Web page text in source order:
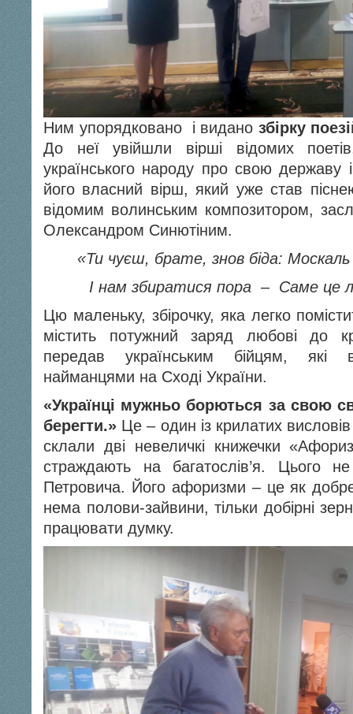
Ним упорядковано і видано збірку
До неї увійшли вірші відомих
українського народу про свою державу
його власний вірш, який уже став
відомим волинським композитором,
Олександром Синютіним.
«Ти чуєш, брате, знов біда:
І нам збиратися пора – Саме це
Цю маленьку, збірочку, яка легко
містить потужний заряд любові до
передав українським бійцям, які
найманцями на Сході України.
«Українці мужньо борються за свою
берегти.» Це – один із крилатих
склали дві невеличкі книжечки
страждають на багатослів’я. Цього
Петровича. Його афоризми – це як
нема полови-зайвини, тільки добірні
працювати думку.